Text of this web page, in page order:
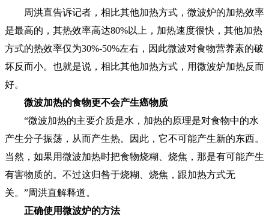
周洪直告诉记者，相比其他加热方式，微波炉的加热效率
是最高的，其热效率高达80%以上，加热速度很快，其他加热
方式的热效率仅为30%-50%左右，因此微波对食物营养素的破
坏反而小。也就是说，相比其他加热方式，用微波炉加热反而
好。
微波加热的食物更不会产生癌物质
“微波加热的主要介质是水，加热的原理是对食物中的水
产生分子振荡，从而产生热。因此，它不可能产生新的东西。
当然，如果用微波加热时把食物烧糊、烧焦，那是有可能产生
有害物质的。不过这归咎于烧糊、烧焦，跟加热方式无
关。”周洪直解释道。
正确使用微波炉的方法